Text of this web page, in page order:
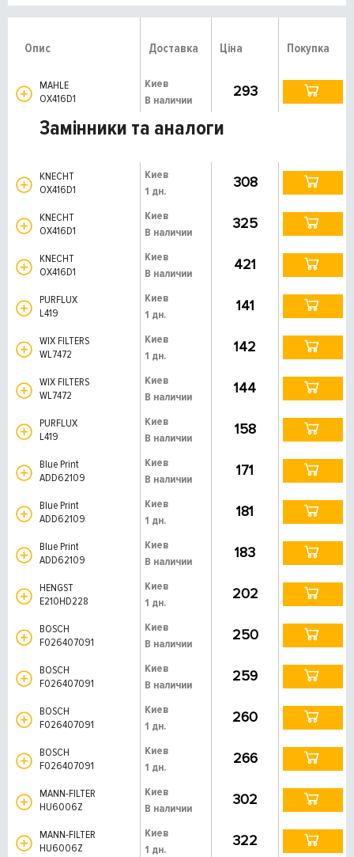
Опис Доставка Ціна Покупка
MAHLE
OX416D1
Киев
В наличии
293
Замінники та аналоги
KNECHT
OX416D1
Киев
1 дн.
308
KNECHT
OX416D1
Киев
В наличии
325
KNECHT
OX416D1
Киев
В наличии
421
PURFLUX
L419
Киев
1 дн.
141
WIX FILTERS
WL7472
Киев
1 дн.
142
WIX FILTERS
WL7472
Киев
В наличии
144
PURFLUX
L419
Киев
В наличии
158
Blue Print
ADD62109
Киев
В наличии
171
Blue Print
ADD62109
Киев
1 дн.
181
Blue Print
ADD62109
Киев
В наличии
183
HENGST
E210HD228
Киев
1 дн.
202
BOSCH
F026407091
Киев
В наличии
250
BOSCH
F026407091
Киев
В наличии
259
BOSCH
F026407091
Киев
1 дн.
260
BOSCH
F026407091
Киев
1 дн.
266
MANN-FILTER
HU6006Z
Киев
В наличии
302
MANN-FILTER
HU6006Z
Киев
1 дн.
322